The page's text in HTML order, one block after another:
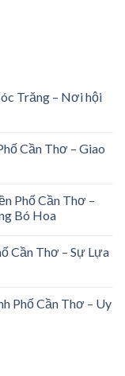
Trăng – Nơi hội
Cần Thơ – Giao
Phố Cần Thơ –
Bó Hoa
Cần Thơ – Sự Lựa
Phố Cần Thơ – Uy